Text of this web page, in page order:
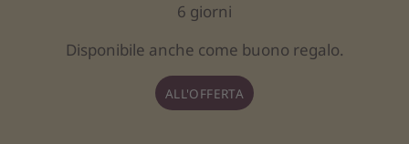
6 giorni
Disponibile anche come buono regalo.
ALL'OFFERTA